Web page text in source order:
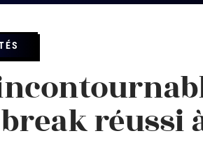
réussi